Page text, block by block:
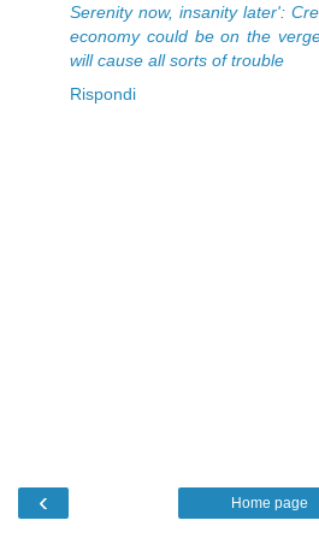
Serenity now, insanity later':
economy could be on the
will cause all sorts of trouble
Rispondi
‹ Home page